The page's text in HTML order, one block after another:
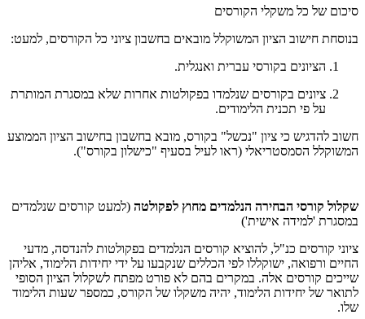
סיכום של כל משקלי הקורסים
בנוסחת חישוב הציון המשוקלל מובאים בחשבון ציוני כל הקורסים, למעט:
הציונים בקורסי עברית ואנגלית.
ציונים בקורסים שנלמדו בפקולטות אחרות שלא במסגרת המותרת
על פי תכנית הלימודים.
חשוב להדגיש כי ציון "נכשל" בקורס, מובא בחשבון בחישוב הציון הממוצע
המשוקלל הסמסטריאלי (ראו לעיל בסעיף "כישלון בקורס").
שקלול קורסי הבחירה הנלמדים מחוץ לפקולטה (למעט קורסים שנלמדים
במסגרת 'למידה אישית')
ציוני קורסים כנ"ל, להוציא קורסים הנלמדים בפקולטות להנדסה, מדעי
החיים ורפואה, ישוקללו לפי הכללים שנקבעו על ידי יחידות הלימוד, אליהן
שייכים קורסים אלה. במקרים בהם לא פורט מפתח לשקלול הציון הסופי
לתואר של יחידות הלימוד, יהיה משקלו של הקורס, כמספר שעות הלימוד
שלו.